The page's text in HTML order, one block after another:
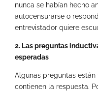
nunca se habían hecho
autocensurarse o
entrevistador quiere
2. Las preguntas
esperadas
Algunas preguntas
contienen la respuesta.